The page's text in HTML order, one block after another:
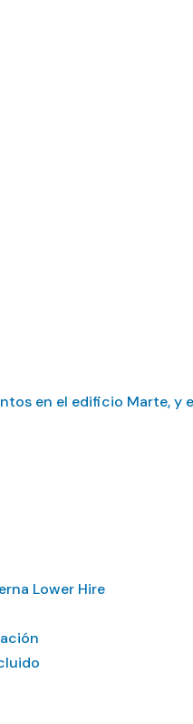
en el edificio Marte,
Lower Hire